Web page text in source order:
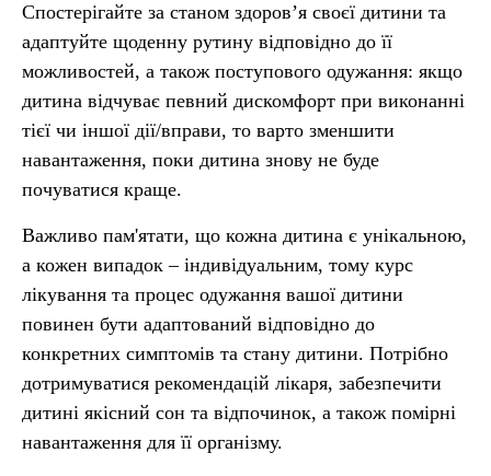
Спостерігайте за станом здоров’я своєї дитини та
адаптуйте щоденну рутину відповідно до її
можливостей, а також поступового одужання: якщо
дитина відчуває певний дискомфорт при виконанні
тієї чи іншої дії/вправи, то варто зменшити
навантаження, поки дитина знову не буде
почуватися краще.
Важливо пам'ятати, що кожна дитина є унікальною,
а кожен випадок – індивідуальним, тому курс
лікування та процес одужання вашої дитини
повинен бути адаптований відповідно до
конкретних симптомів та стану дитини. Потрібно
дотримуватися рекомендацій лікаря, забезпечити
дитині якісний сон та відпочинок, а також помірні
навантаження для її організму.